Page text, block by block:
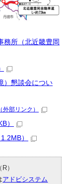
務所（北近畿豊岡
）懇談会につい
（外部リンク）
）
）
）
アドビシステム